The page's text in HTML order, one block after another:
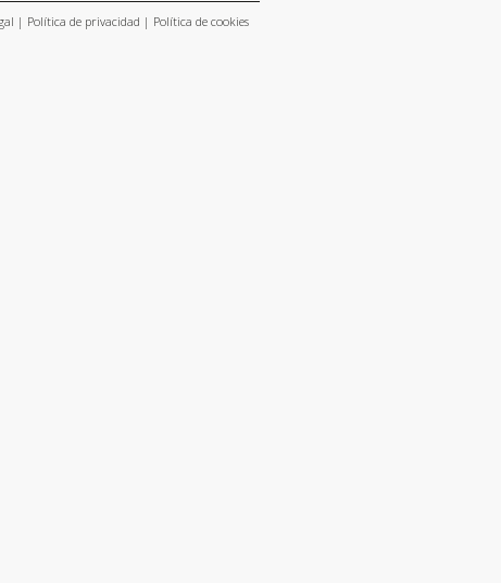
| Política de privacidad | Política de cookies